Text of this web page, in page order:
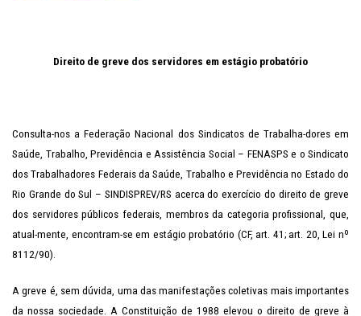
Direito de greve dos servidores em estágio probatório
Consulta-nos a Federação Nacional dos Sindicatos de Trabalha-dores em
Saúde, Trabalho, Previdência e Assistência Social – FENASPS e o Sindicato
dos Trabalhadores Federais da Saúde, Trabalho e Previdência no Estado do
Rio Grande do Sul – SINDISPREV/RS acerca do exercício do direito de greve
dos servidores públicos federais, membros da categoria profissional, que,
atual-mente, encontram-se em estágio probatório (CF, art. 41; art. 20, Lei nº
8112/90).
A greve é, sem dúvida, uma das manifestações coletivas mais importantes
da nossa sociedade. A Constituição de 1988 elevou o direito de greve à